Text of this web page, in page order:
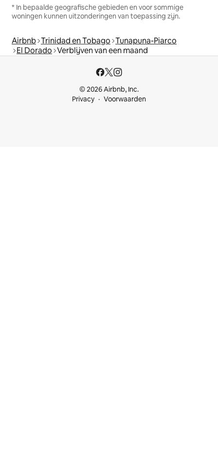
* In bepaalde geografische gebieden en voor sommige
woningen kunnen uitzonderingen van toepassing zijn.
Airbnb Trinidad en Tobago Tunapuna-Piarco
El Dorado Verblijven van een maand
© 2026 Airbnb, Inc.
Privacy
Voorwaarden